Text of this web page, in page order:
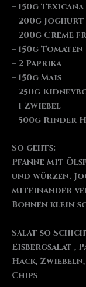
– 150g Texicana
– 200g Joghurt
– 200g Creme
– 150g Tomaten
– 2 Paprika
– 150g Mais
– 250g
– 1 Zwiebel
– 500g Rinder
So gehts:
Pfanne mit
und würzen.
miteinander
Bohnen klein
Salat so
Eisbergsalat ,
Hack, Zwiebeln,
Chips